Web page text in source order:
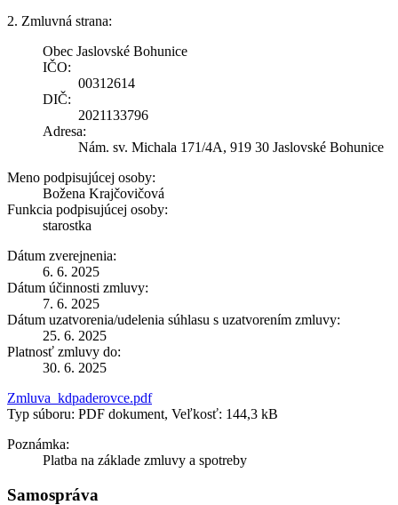
2. Zmluvná strana:
Obec Jaslovské Bohunice
IČO:
00312614
DIČ:
2021133796
Adresa:
Nám. sv. Michala 171/4A, 919 30 Jaslovské Bohunice
Meno podpisujúcej osoby:
Božena Krajčovičová
Funkcia podpisujúcej osoby:
starostka
Dátum zverejnenia:
6. 6. 2025
Dátum účinnosti zmluvy:
7. 6. 2025
Dátum uzatvorenia/udelenia súhlasu s uzatvorením zmluvy:
25. 6. 2025
Platnosť zmluvy do:
30. 6. 2025
Zmluva_kdpaderovce.pdf
Typ súboru: PDF dokument, Veľkosť: 144,3 kB
Poznámka:
Platba na základe zmluvy a spotreby
Samospráva